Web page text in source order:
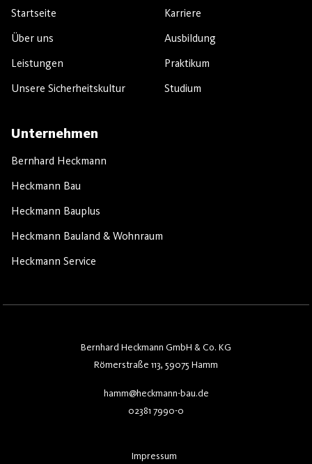
Startseite
Über uns
Leistungen
Unsere Sicherheitskultur
Karriere
Ausbildung
Praktikum
Studium
Unternehmen
Bernhard Heckmann
Heckmann Bau
Heckmann Bauplus
Heckmann Bauland & Wohnraum
Heckmann Service
Bernhard Heckmann GmbH & Co. KG
Römerstraße 113, 59075 Hamm
hamm@heckmann-bau.de
02381 7990-0
Impressum